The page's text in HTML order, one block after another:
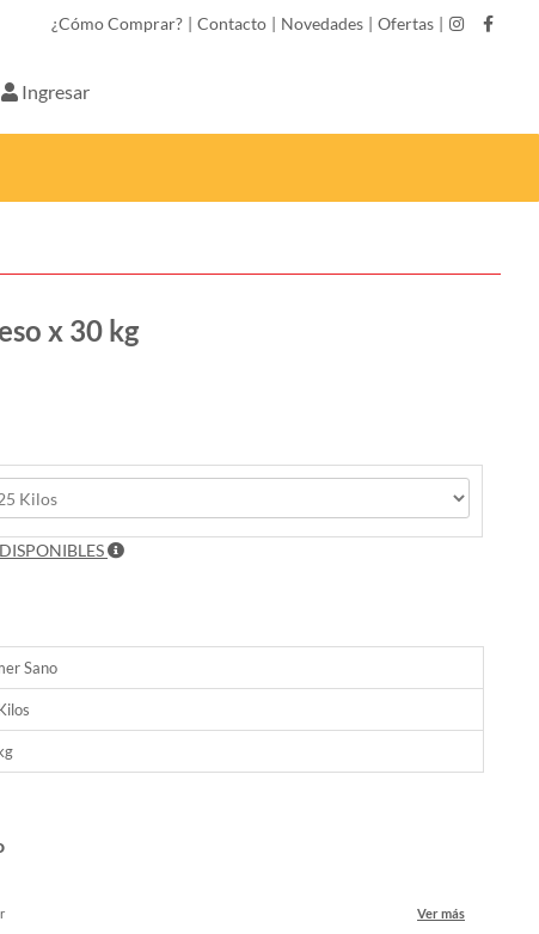
¿Cómo Comprar? | Contacto | Novedades | Ofertas |
Ingresar
x 30 kg
Sano
Ver más